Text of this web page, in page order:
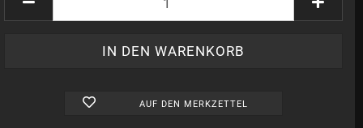
AUF DEN MERKZETTEL